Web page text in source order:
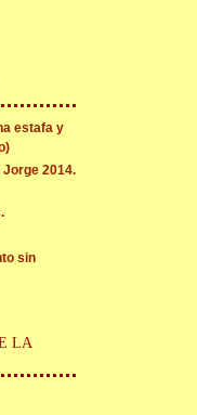
estafa y
Jorge 2014.
sin
LA